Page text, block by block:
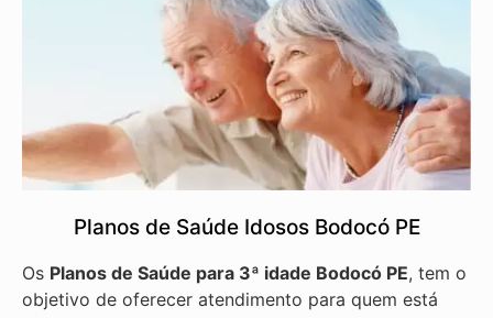
Planos de Saúde Idosos Bodocó PE
Os Planos de Saúde para 3ª idade Bodocó PE, tem o
objetivo de oferecer atendimento para quem está